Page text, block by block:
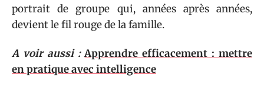
portrait de groupe qui, années après années,
devient le fil rouge de la famille.
A voir aussi : Apprendre efficacement : mettre
en pratique avec intelligence